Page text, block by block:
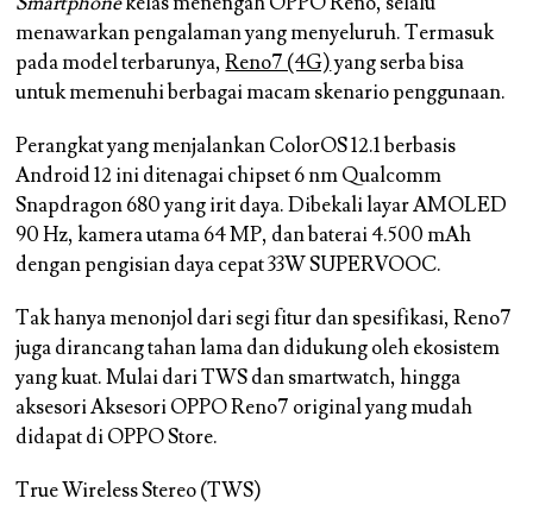
menawarkan pengalaman yang menyeluruh. Termasuk
pada model terbarunya,Reno7 (4G)yang serba bisa
untuk memenuhi berbagai macam skenario penggunaan.
Perangkat yang menjalankan ColorOS 12.1 berbasis
Android 12 ini ditenagai chipset 6 nm Qualcomm
Snapdragon 680 yang irit daya. Dibekali layar AMOLED
90 Hz, kamera utama 64 MP, dan baterai 4.500 mAh
dengan pengisian daya cepat 33W SUPERVOOC.
Tak hanya menonjol dari segi fitur dan spesifikasi, Reno7
juga dirancang tahan lama dan didukung oleh ekosistem
yang kuat. Mulai dari TWS dan smartwatch, hingga
aksesori Aksesori OPPO Reno7 original yang mudah
didapat di OPPO Store.
True Wireless Stereo (TWS)